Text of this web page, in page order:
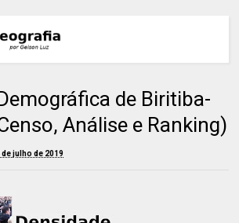
de Biritiba-
Análise e Ranking)
julho de 2019